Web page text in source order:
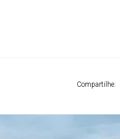
Compartilhe: